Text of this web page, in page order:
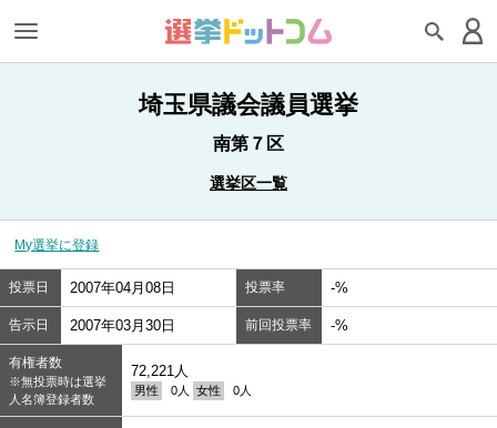
埼玉県議会議員選挙
南第７区
選挙区一覧
My選挙に登録
投票日 2007年04月08日 投票率 -%
告示日 2007年03月30日 前回投票率 -%
有権者数
※無投票時は選挙
人名簿登録者数
72,221人
男性 0人 女性 0人